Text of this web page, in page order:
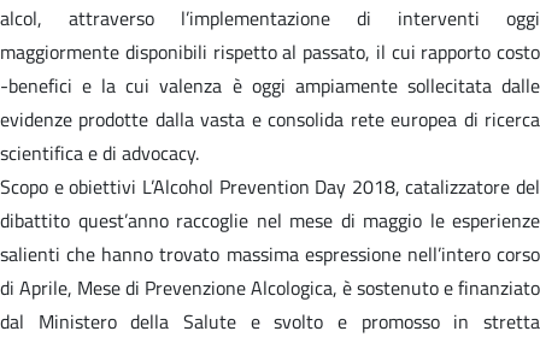
alcol, attraverso l’implementazione di interventi oggi
maggiormente disponibili rispetto al passato, il cui rapporto costo
-benefici e la cui valenza è oggi ampiamente sollecitata dalle
evidenze prodotte dalla vasta e consolida rete europea di ricerca
scientifica e di advocacy.
Scopo e obiettivi L’Alcohol Prevention Day 2018, catalizzatore del
dibattito quest’anno raccoglie nel mese di maggio le esperienze
salienti che hanno trovato massima espressione nell’intero corso
di Aprile, Mese di Prevenzione Alcologica, è sostenuto e finanziato
dal Ministero della Salute e svolto e promosso in stretta